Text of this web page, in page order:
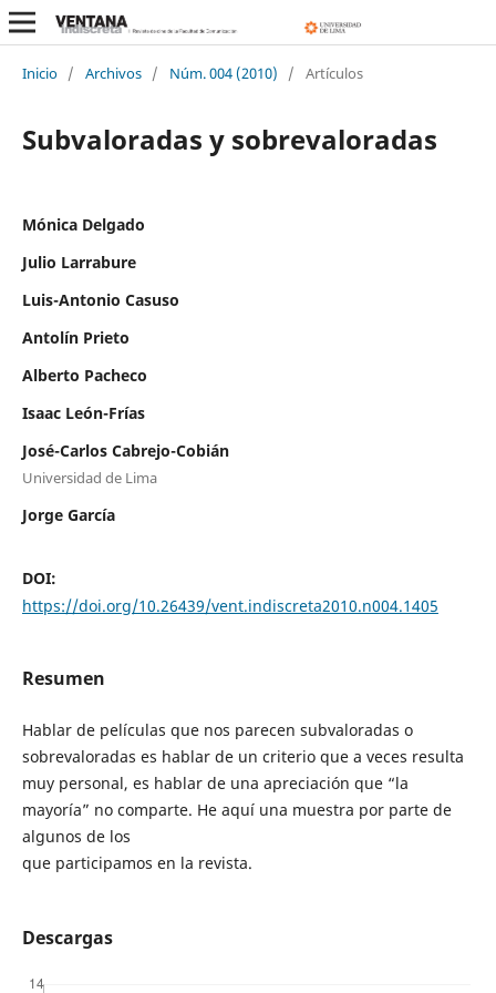
Inicio / Archivos / Núm. 004 (2010) / Artículos
Subvaloradas y sobrevaloradas
Mónica Delgado
Julio Larrabure
Luis-Antonio Casuso
Antolín Prieto
Alberto Pacheco
Isaac León-Frías
José-Carlos Cabrejo-Cobián
Universidad de Lima
Jorge García
DOI:
https://doi.org/10.26439/vent.indiscreta2010.n004.1405
Resumen
Hablar de películas que nos parecen subvaloradas o
sobrevaloradas es hablar de un criterio que a veces resulta
muy personal, es hablar de una apreciación que “la
mayoría” no comparte. He aquí una muestra por parte de
algunos de los
que participamos en la revista.
Descargas